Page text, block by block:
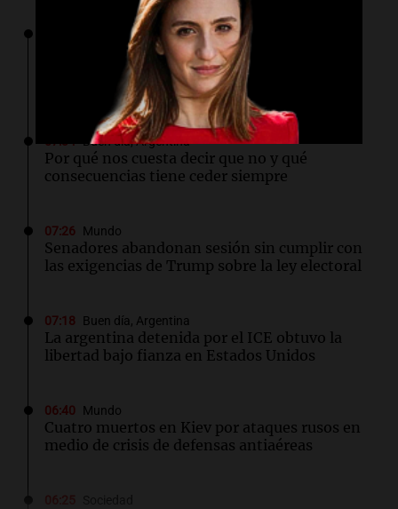
Video
Sociedad
Rechazaron el pedido de Facundo Moyano
para levantar la perimetral sobre Candela
07:34 Buen día, Argentina
Por qué nos cuesta decir que no y qué
consecuencias tiene ceder siempre
07:26 Mundo
Senadores abandonan sesión sin cumplir con
las exigencias de Trump sobre la ley electoral
07:18 Buen día, Argentina
La argentina detenida por el ICE obtuvo la
libertad bajo fianza en Estados Unidos
06:40 Mundo
Cuatro muertos en Kiev por ataques rusos en
medio de crisis de defensas antiaéreas